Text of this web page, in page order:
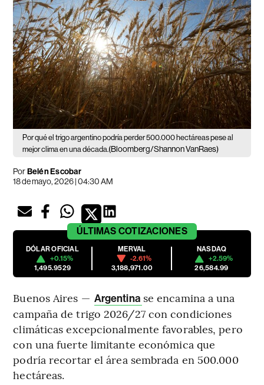
Por qué el trigo argentino podría perder 500.000 hectáreas pese al
mejor clima en una década.(Bloomberg/Shannon VanRaes)
PorBelén Escobar
18 de mayo, 2026 | 04:30 AM
ÚLTIMAS COTIZACIONES
DÓLAR OFICIAL
+0.15%
1,495.9529
MERVAL
-2.61%
3,188,971.00
NASDAQ
+2.59%
26,584.99
Buenos Aires — Argentina se encamina a una
campaña de trigo 2026/27 con condiciones
climáticas excepcionalmente favorables, pero
con una fuerte limitante económica que
podría recortar el área sembrada en 500.000
hectáreas.